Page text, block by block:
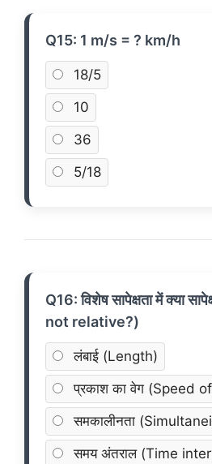
Q15: 1 m/s = ? km/h
18/5
10
36
5/18
Q16: विशेष सापेक्षता में क्या
not relative?)
लंबाई (Length)
प्रकाश का वेग (Speed
समकालीनता
समय अंतराल (Time